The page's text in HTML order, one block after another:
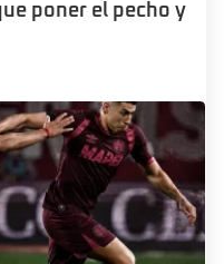
poner el pecho y